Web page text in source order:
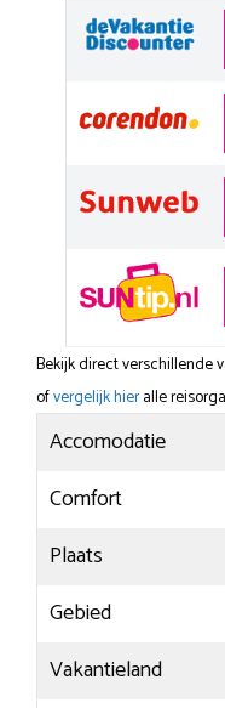
Bekijk direct verschillende
ofvergelijk hieralle
Accomodatie
Comfort
Plaats
Gebied
Vakantieland